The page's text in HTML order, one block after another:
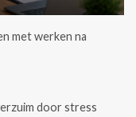
met werken na
door stress